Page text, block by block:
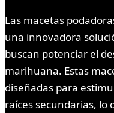
Las macetas
una innovadora
buscan potenciar el
marihuana. Estas
diseñadas para
raíces secundarias, lo